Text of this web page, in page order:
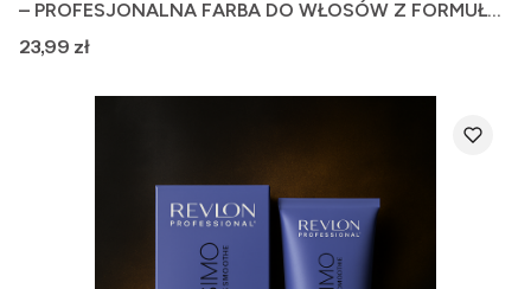
– PROFESJONALNA FARBA DO WŁOSÓW Z FORMUŁĄ
PIELĘGNUJĄCĄ
Cena
23,99 zł